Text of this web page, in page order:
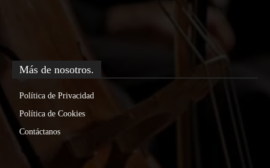
Más de nosotros.
Política de Privacidad
Política de Cookies
Contáctanos